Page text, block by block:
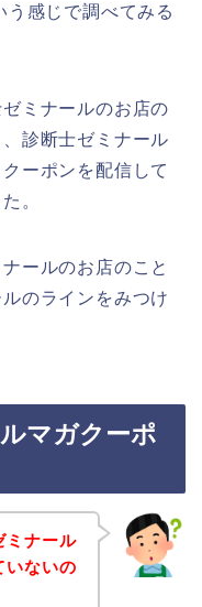
感じで調べてみる
ミナールのお店の
診断士ゼミナール
ーポンを配信して
。
ールのお店のこと
のラインをみつけ
マガクーポ
ミナール
いないの